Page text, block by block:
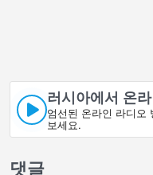
러시아에서 온
엄선된 온라인 라디오
보세요.
댓글